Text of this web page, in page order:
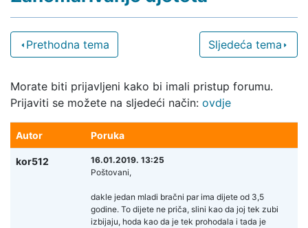
Prethodna tema Sljedeća tema
Morate biti prijavljeni kako bi imali pristup forumu.
Prijaviti se možete na sljedeći način: ovdje
Autor Poruka
kor512
16.01.2019. 13:25
Poštovani,
dakle jedan mladi bračni par ima dijete od 3,5
godine. To dijete ne priča, slini kao da joj tek zubi
izbijaju, hoda kao da je tek prohodala i tada je